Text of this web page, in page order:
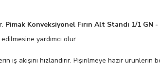
Pimak Konveksiyonel Fırın Alt Standı 1/1 GN
yardımcı olur.
akışını hızlandırır. Pişirilmeye hazır ürünlerin